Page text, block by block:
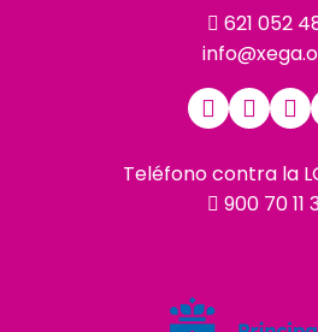
621 052
Teléfono contra la
900 70 11